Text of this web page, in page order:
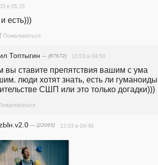
в 05:15
есть)))
! Пожаловаться
Топтыгин — (87672) 13.03 в 04:59
вы ставите препятствия вашим с ума
люди хотят знать, есть ли
СШП или это только догадки)))
— (22065) 13.03 в 04:48